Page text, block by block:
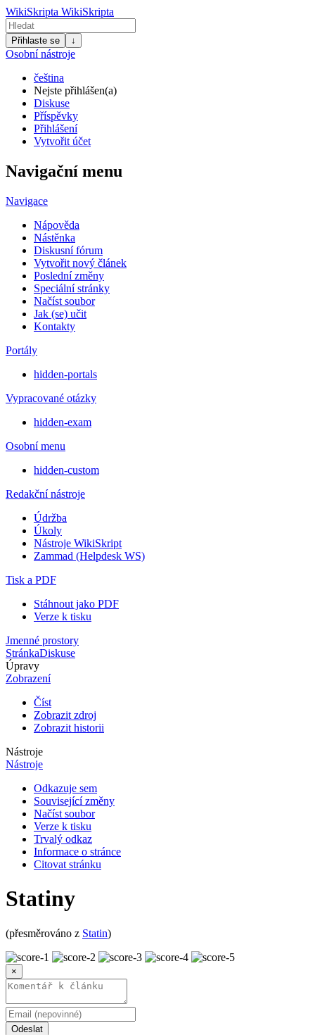
WikiSkripta WikiSkripta
Přihlaste se ↓
Osobní nástroje
čeština
Nejste přihlášen(a)
Diskuse
Příspěvky
Přihlášení
Vytvořit účet
Navigační menu
Navigace
Nápověda
Nástěnka
Diskusní fórum
Vytvořit nový článek
Poslední změny
Speciální stránky
Načíst soubor
Jak (se) učit
Kontakty
Portály
hidden-portals
Vypracované otázky
hidden-exam
Osobní menu
hidden-custom
Redakční nástroje
Údržba
Úkoly
Nástroje WikiSkript
Zammad (Helpdesk WS)
Tisk a PDF
Stáhnout jako PDF
Verze k tisku
Jmenné prostory
StránkaDiskuse
Úpravy
Zobrazení
Číst
Zobrazit zdroj
Zobrazit historii
Nástroje
Nástroje
Odkazuje sem
Související změny
Načíst soubor
Verze k tisku
Trvalý odkaz
Informace o stránce
Citovat stránku
Statiny
(přesměrováno z Statin)
×
Odeslat